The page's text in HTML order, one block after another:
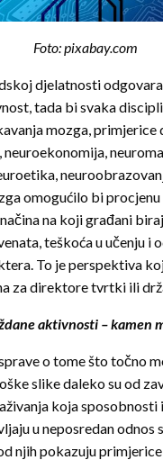
Foto: pixabay.com
djelatnosti
tada bi svaka
mozga, primjerice
neuroekonomija,
omogućilo bi
na koji građani
teškoća u učenju i
To je perspektiva
za direktore tvrtki ili
aktivnosti – kamen
o tome što točno
slike daleko su od
koja sposobnosti
u neposredan odnos
njih pokazuju